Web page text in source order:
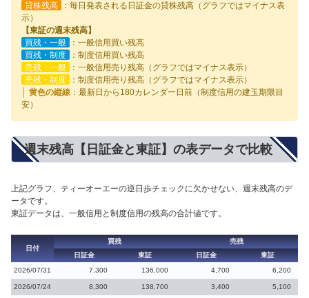
貸株残高
：毎日発表される日証金の貸株残高（グラフではマイナス表
示）
【東証の週末残高】
買残・一般
：一般信用買い残高
買残・制度
：制度信用買い残高
売残・一般
：一般信用売り残高（グラフではマイナス表示）
売残・制度
：制度信用売り残高（グラフではマイナス表示）
│ 黄色の縦線 ：最新日から180カレンダー日前（制度信用の建玉期限目
安）
週末残高【日証金と東証】の表データで比較
上記グラフ、ティーオーエーの逆日歩チェックに欠かせない、週末残高のデ
ータです。
東証データは、一般信用と制度信用の残高の合計値です。
日付
買残
売残
日証金
東証 日証金
東証
2026/07/31
7,300 136,000 4,700 6,200
2026/07/24 8,300 138,700 3,400 5,100